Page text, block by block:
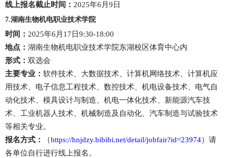
线上报名截止时间： 2025年6月9日
7.湖南生物机电职业技术学院
时间： 2025年6月17日9:30-18:00
地点： 湖南生物机电职业技术学院东湖校区体育中心内
形式： 双选会
主要专业： 软件技术、大数据技术、计算机网络技术、计算机应
用技术、电子信息工程技术、数控技术、机电设备技术、电气自
动化技术、模具设计与制造、机电一体化技术、新能源汽车技
术、工业机器人技术、机械制造及自动化、汽车制造与试验技术
等相关专业。
报名方式：
（https://hnjdzy.bibibi.net/detail/jobfair?id=23974）请
各单位自行进行线上报名。